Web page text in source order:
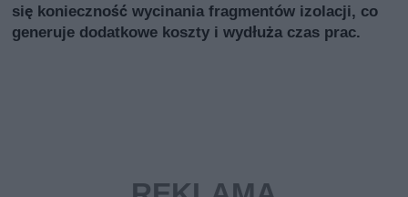
się konieczność wycinania fragmentów izolacji, co
generuje dodatkowe koszty i wydłuża czas prac.